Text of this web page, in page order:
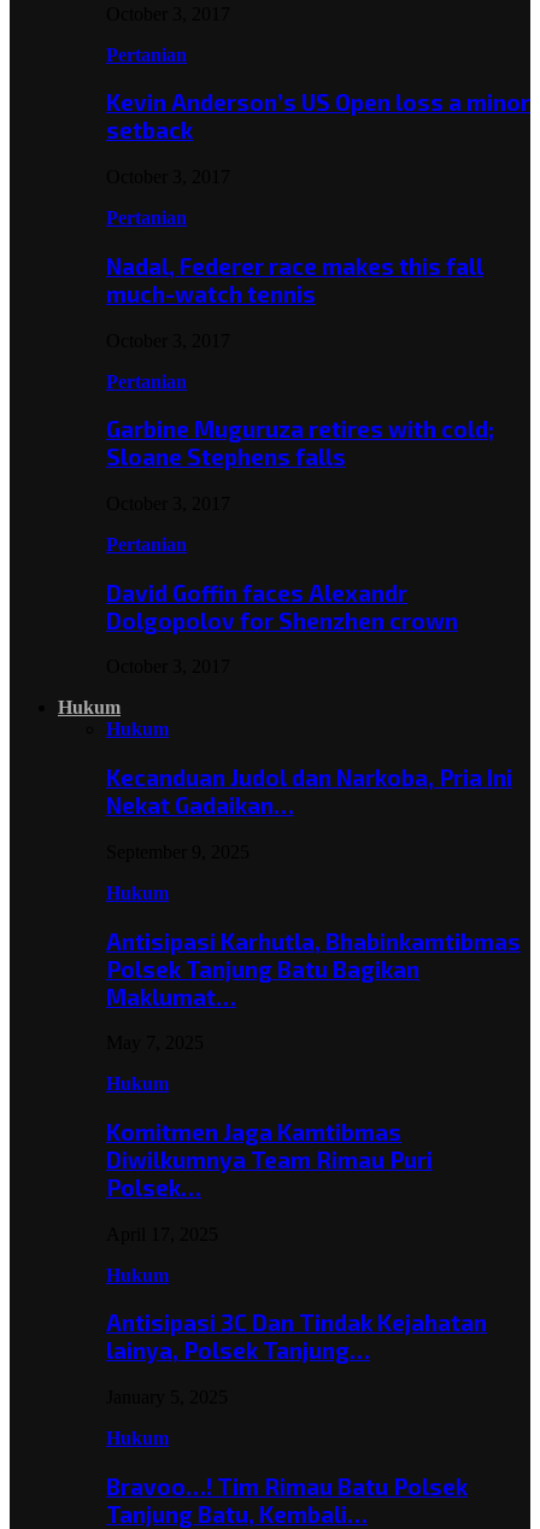
Pertanian
Kevin Anderson’s US Open loss a minor
setback
Pertanian
Nadal, Federer race makes this fall
much-watch tennis
Pertanian
Garbine Muguruza retires with cold;
Sloane Stephens falls
Pertanian
David Goffin faces Alexandr
Dolgopolov for Shenzhen crown
Hukum
Hukum
Kecanduan Judol dan Narkoba, Pria Ini
Nekat Gadaikan…
Hukum
Antisipasi Karhutla, Bhabinkamtibmas
Polsek Tanjung Batu Bagikan
Maklumat…
Hukum
Komitmen Jaga Kamtibmas
Diwilkumnya Team Rimau Puri
Polsek…
Hukum
Antisipasi 3C Dan Tindak Kejahatan
lainya, Polsek Tanjung…
Hukum
Bravoo…! Tim Rimau Batu Polsek
Tanjung Batu, Kembali…